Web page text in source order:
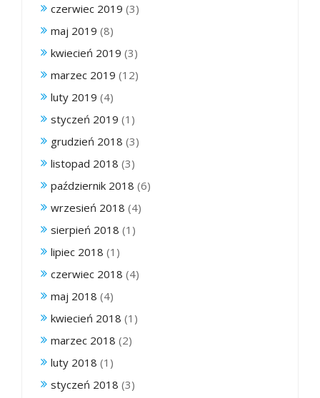
czerwiec 2019 (3)
maj 2019 (8)
kwiecień 2019 (3)
marzec 2019 (12)
luty 2019 (4)
styczeń 2019 (1)
grudzień 2018 (3)
listopad 2018 (3)
październik 2018 (6)
wrzesień 2018 (4)
sierpień 2018 (1)
lipiec 2018 (1)
czerwiec 2018 (4)
maj 2018 (4)
kwiecień 2018 (1)
marzec 2018 (2)
luty 2018 (1)
styczeń 2018 (3)